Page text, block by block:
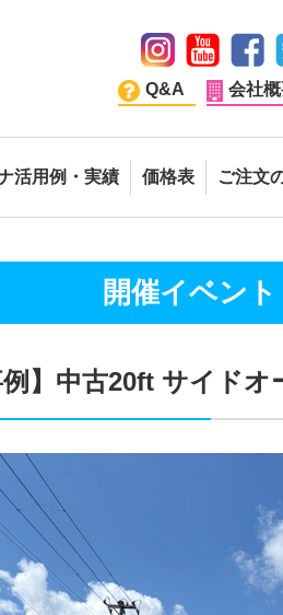
Q&A 会社
活用例・実績 価格表 ご注文
開催イベント
例】中古20ft サイド